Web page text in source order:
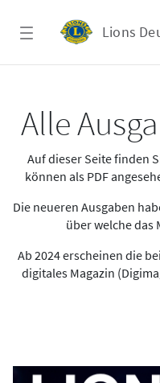
Lions
Alle
Auf dieser Seite finden
können als PDF
Die neueren Ausgaben
über welche das
Ab 2024 erscheinen die
digitales Magazin